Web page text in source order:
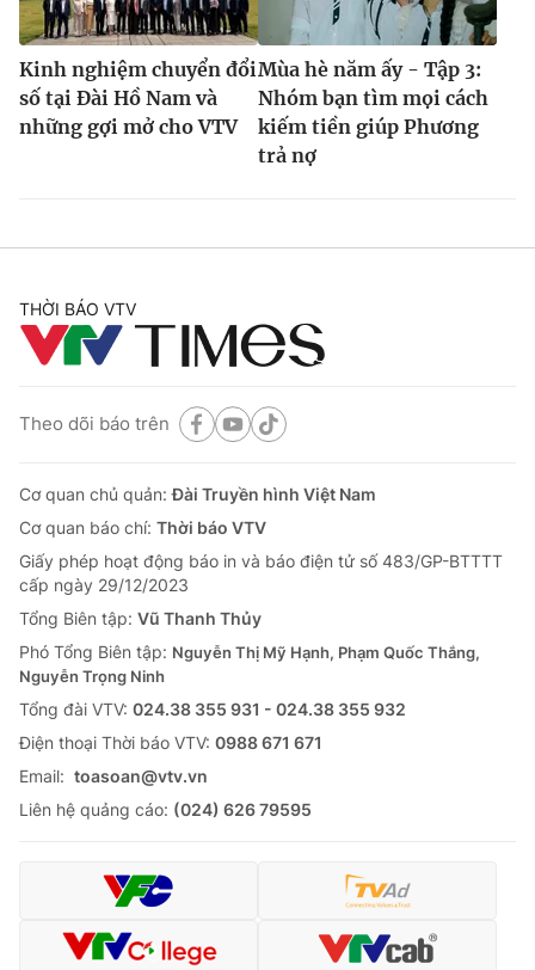
Kinh nghiệm chuyển đổi
số tại Đài Hồ Nam và
những gợi mở cho VTV
Mùa hè năm ấy - Tập 3:
Nhóm bạn tìm mọi cách
kiếm tiền giúp Phương
trả nợ
THỜI BÁO VTV
Theo dõi báo trên
Cơ quan chủ quản:Đài Truyền hình Việt Nam
Cơ quan báo chí: Thời báo VTV
Giấy phép hoạt động báo in và báo điện tử số 483/GP-BTTTT
cấp ngày 29/12/2023
Tổng Biên tập: Vũ Thanh Thủy
Phó Tổng Biên tập: Nguyễn Thị Mỹ Hạnh, Phạm Quốc Thắng,
Nguyễn Trọng Ninh
Tổng đài VTV: 024.38 355 931 - 024.38 355 932
Ðiện thoại Thời báo VTV: 0988 671 671
Email: toasoan@vtv.vn
Liên hệ quảng cáo: (024) 626 79595